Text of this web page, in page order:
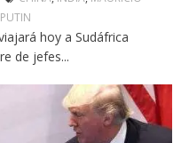
hoy a Sudáfrica
de jefes...